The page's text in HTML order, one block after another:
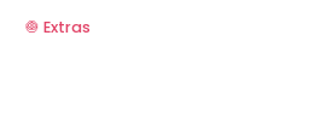
🧅 Extras